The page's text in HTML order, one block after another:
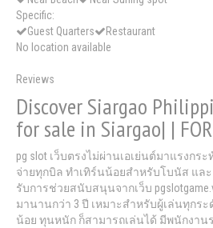
Specific:
Guest Quarters
Restaurant
No location available
Reviews
Discover Siargao
for sale in Siargao| | FOR
pg slot เว็บตรงไม่ผ่านเอเย่นต์มาแรงกร
จ่ายทุกบิล ทำเทิร์นน้อยสำหรับโบนัส แล
รับการช่วยสนับสนุนจากเว็บ
มานานกว่า 3 ปี เหมาะสำหรับผู้เล่นทุกร
น้อย ทุนหนัก ก็สามารถเล่นได้ มีพนักงาน